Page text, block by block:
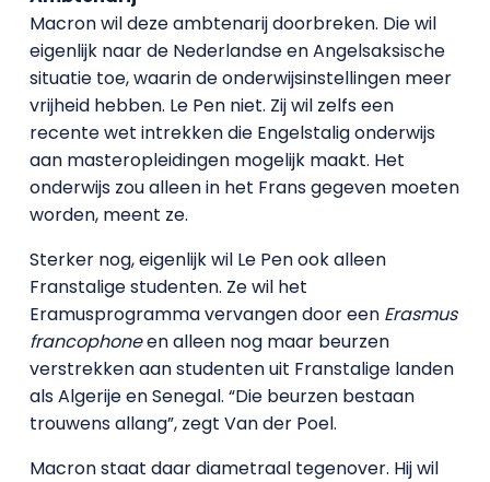
Macron wil deze ambtenarij doorbreken. Die wil
eigenlijk naar de Nederlandse en Angelsaksische
situatie toe, waarin de onderwijsinstellingen meer
vrijheid hebben. Le Pen niet. Zij wil zelfs een
recente wet intrekken die Engelstalig onderwijs
aan masteropleidingen mogelijk maakt. Het
onderwijs zou alleen in het Frans gegeven moeten
worden, meent ze.
Sterker nog, eigenlijk wil Le Pen ook alleen
Franstalige studenten. Ze wil het
Eramusprogramma vervangen door een Erasmus
francophoneen alleen nog maar beurzen
verstrekken aan studenten uit Franstalige landen
als Algerije en Senegal. “Die beurzen bestaan
trouwens allang”, zegt Van der Poel.
Macron staat daar diametraal tegenover. Hij wil